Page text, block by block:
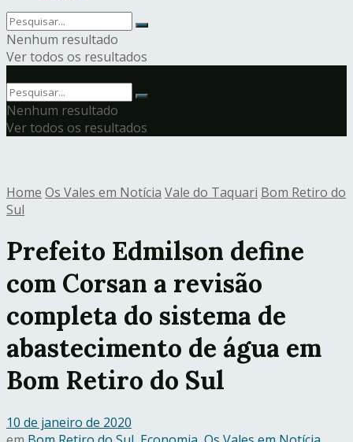
Nenhum resultado
Ver todos os resultados
Nenhum resultado
Ver todos os resultados
Home Os Vales em Notícia Vale do Taquari Bom Retiro do
Sul
Prefeito Edmilson define
com Corsan a revisão
completa do sistema de
abastecimento de água em
Bom Retiro do Sul
10 de janeiro de 2020